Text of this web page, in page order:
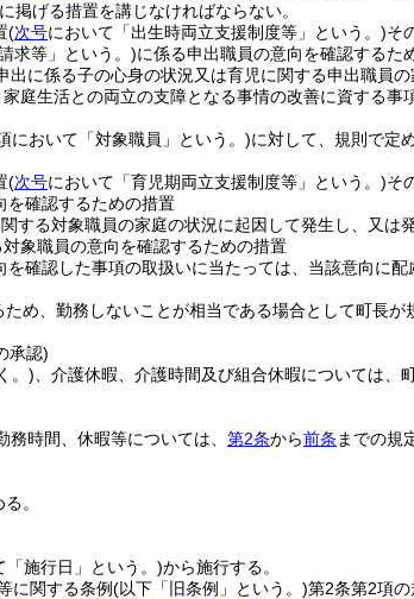
掲げる措置を講じなければならない。
(次号において「出生時両立支援制度等」という。)そ
求等」という。)に係る申出職員の意向を確認するた
出に係る子の心身の状況又は育児に関する申出職員
庭生活との両立の支障となる事情の改善に資する
において「対象職員」という。)に対して、規則で定
(次号において「育児期両立支援制度等」という。)そ
を確認するための措置
する対象職員の家庭の状況に起因して発生し、又は
象職員の意向を確認するための措置
を確認した事項の取扱いに当たっては、当該意向に配
め、勤務しないことが相当である場合として町長
承認)
。) 、介護休暇、介護時間及び組合休暇については
時間、休暇等については、 第2条から前条 までの規
。
「施行日」という。)から施行する。
に関する条例(以下「旧条例」という。)第2条第2項